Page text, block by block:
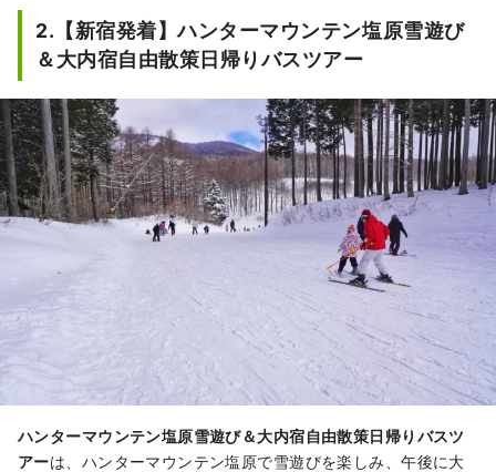
2.【新宿発着】ハンターマウンテン塩原雪遊び
＆大内宿自由散策日帰りバスツアー
ハンターマウンテン塩原雪遊び＆大内宿自由散策日帰りバスツ
アーは、ハンターマウンテン塩原で雪遊びを楽しみ、午後に大